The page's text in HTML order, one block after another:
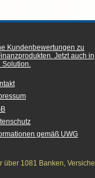
Kundenbewertungen zu
Jetzt auch in
Solution.
gemäß UWG
1081 Banken,